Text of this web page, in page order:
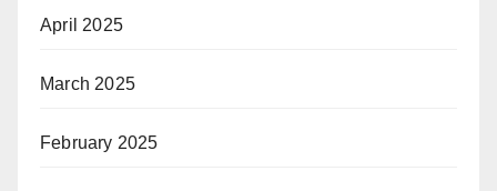
April 2025
March 2025
February 2025